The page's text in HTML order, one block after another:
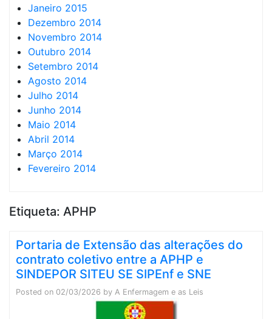
Janeiro 2015
Dezembro 2014
Novembro 2014
Outubro 2014
Setembro 2014
Agosto 2014
Julho 2014
Junho 2014
Maio 2014
Abril 2014
Março 2014
Fevereiro 2014
Etiqueta: APHP
Portaria de Extensão das alterações do
contrato coletivo entre a APHP e
SINDEPOR SITEU SE SIPEnf e SNE
Posted on 02/03/2026 by A Enfermagem e as Leis